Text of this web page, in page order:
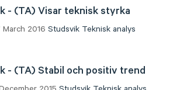
- (TA) Visar teknisk styrka
March 2016 Studsvik Teknisk analys
- (TA) Stabil och positiv trend